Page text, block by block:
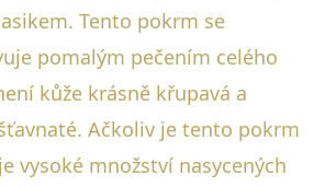
Tento pokrm se
pomalým pečením celého
kůže krásně křupavá a
Ačkoliv je tento pokrm
vysoké množství nasycených